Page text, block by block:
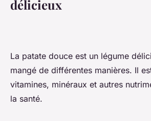
délicieux
La patate douce est un légume
mangé de différentes manières. Il
vitamines, minéraux et autres
la santé.